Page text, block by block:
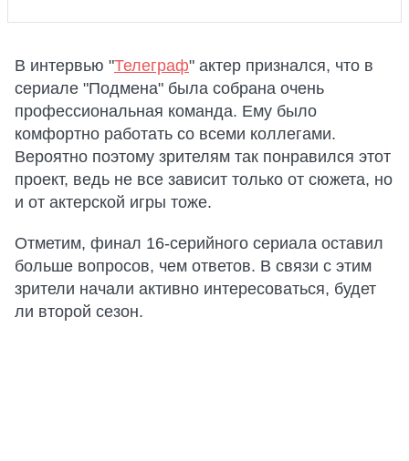
В интервью "Телеграф" актер признался, что в
сериале "Подмена" была собрана очень
профессиональная команда. Ему было
комфортно работать со всеми коллегами.
Вероятно поэтому зрителям так понравился этот
проект, ведь не все зависит только от сюжета, но
и от актерской игры тоже.
Отметим, финал 16-серийного сериала оставил
больше вопросов, чем ответов. В связи с этим
зрители начали активно интересоваться, будет
ли второй сезон.